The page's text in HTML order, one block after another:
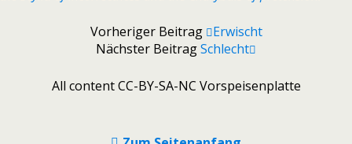
Vorheriger Beitrag
Erwischt
Nächster BeitragSchlecht
All content CC-BY-SA-NC Vorspeisenplatte